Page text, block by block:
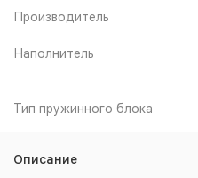
Производитель
Наполнитель
Тип пружинного блока
Описание